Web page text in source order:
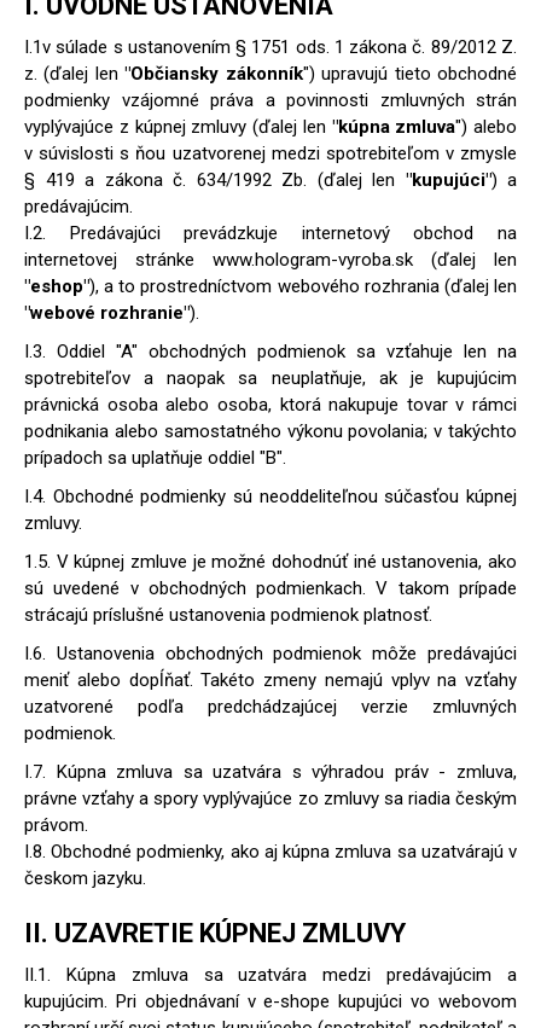
I.1v súlade s ustanovením § 1751 ods. 1 zákona č. 89/2012 Z.
z. (ďalej len"Občiansky zákonník") upravujú tieto obchodné
podmienky vzájomné práva a povinnosti zmluvných strán
vyplývajúce z kúpnej zmluvy (ďalej len "kúpna zmluva") alebo
v súvislosti s ňou uzatvorenej medzi spotrebiteľom v zmysle
§ 419 a zákona č. 634/1992 Zb. (ďalej len "kupujúci") a
predávajúcim.
I.2. Predávajúci prevádzkuje internetový obchod na
internetovej stránke www.hologram-vyroba.sk (ďalej len
"eshop"), a to prostredníctvom webového rozhrania (ďalej len
"webové rozhranie").
I.3. Oddiel "A" obchodných podmienok sa vzťahuje len na
spotrebiteľov a naopak sa neuplatňuje, ak je kupujúcim
právnická osoba alebo osoba, ktorá nakupuje tovar v rámci
podnikania alebo samostatného výkonu povolania; v takýchto
prípadoch sa uplatňuje oddiel "B".
I.4. Obchodné podmienky sú neoddeliteľnou súčasťou kúpnej
zmluvy.
1.5. V kúpnej zmluve je možné dohodnúť iné ustanovenia, ako
sú uvedené v obchodných podmienkach. V takom prípade
strácajú príslušné ustanovenia podmienok platnosť.
I.6. Ustanovenia obchodných podmienok môže predávajúci
meniť alebo dopĺňať. Takéto zmeny nemajú vplyv na vzťahy
uzatvorené podľa predchádzajúcej verzie zmluvných
podmienok.
I.7. Kúpna zmluva sa uzatvára s výhradou práv - zmluva,
právne vzťahy a spory vyplývajúce zo zmluvy sa riadia českým
právom.
I.8. Obchodné podmienky, ako aj kúpna zmluva sa uzatvárajú v
českom jazyku.
II. UZAVRETIE KÚPNEJ ZMLUVY
II.1. Kúpna zmluva sa uzatvára medzi predávajúcim a
kupujúcim. Pri objednávaní v e-shope kupujúci vo webovom